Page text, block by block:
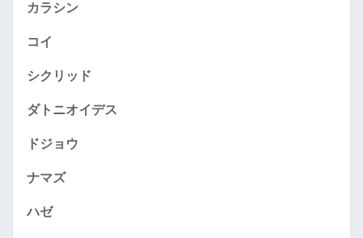
カラシン
コイ
シクリッド
ダトニオイデス
ドジョウ
ナマズ
ハゼ